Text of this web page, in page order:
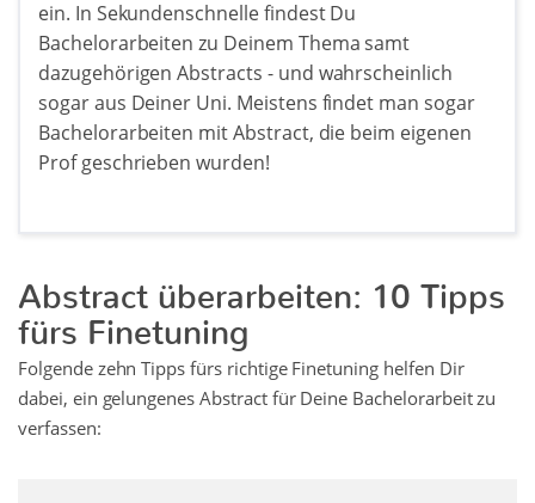
ein. In Sekundenschnelle findest Du
Bachelorarbeiten zu Deinem Thema samt
dazugehörigen Abstracts - und wahrscheinlich
sogar aus Deiner Uni. Meistens findet man sogar
Bachelorarbeiten mit Abstract, die beim eigenen
Prof geschrieben wurden!
Abstract überarbeiten: 10 Tipps
fürs Finetuning
Folgende zehn Tipps fürs richtige Finetuning helfen Dir
dabei, ein gelungenes Abstract für Deine Bachelorarbeit zu
verfassen: